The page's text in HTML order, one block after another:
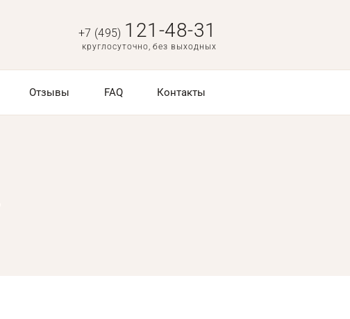
+7 (495) 121-48-31
круглосуточно, без выходных
Отзывы FAQ Контакты